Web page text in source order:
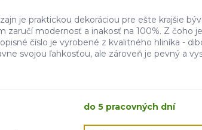
je praktickou dekoráciou pre ešte krajšie
zaručí modernosť a inakosť na 100%. Z čoho
číslo je vyrobené z kvalitného hliníka -
svojou ľahkosťou, ale zároveň je pevný a
do 5 pracovných dní